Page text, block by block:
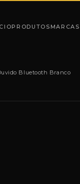
PRODUTOS MARCAS
Bluetooth Branco